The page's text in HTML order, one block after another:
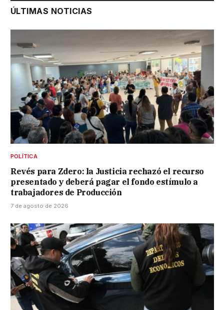
ÚLTIMAS NOTICIAS
POLÍTICA
Revés para Zdero: la Justicia rechazó el recurso
presentado y deberá pagar el fondo estímulo a
trabajadores de Producción
7 de agosto de 2026